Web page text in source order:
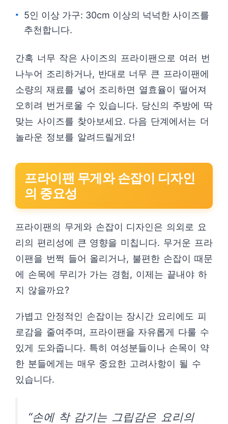
5인 이상 가구: 30cm 이상의 넉넉한 사이즈를
추천합니다.
간혹 너무 작은 사이즈의 프라이팬으로 여러 번
나누어 조리하거나, 반대로 너무 큰 프라이팬에
소량의 재료를 넣어 조리하면 열효율이 떨어져
오히려 번거로울 수 있습니다. 당신의 주방에 딱
맞는 사이즈를 찾아보세요. 다음 단계에서는 더
놀라운 정보를 알려드릴게요!
프라이팬 무게와 손잡이 디자인
의 중요성
프라이팬의 무게와 손잡이 디자인은 의외로 요
리의 편리성에 큰 영향을 미칩니다. 무거운 프라
이팬을 번쩍 들어 올리거나, 불편한 손잡이 때문
에 손목에 무리가 가는 경험, 이제는 끝내야 하
지 않을까요?
가볍고 안정적인 손잡이는 장시간 요리에도 피
로감을 줄여주며, 프라이팬을 자유롭게 다룰 수
있게 도와줍니다. 특히 여성분들이나 손목이 약
한 분들에게는 매우 중요한 고려사항이 될 수
있습니다.
“손에 착 감기는 그립감은 요리의